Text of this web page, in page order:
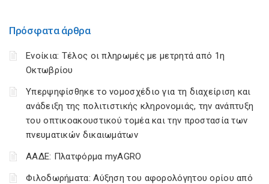
Πρόσφατα άρθρα
Ενοίκια: Τέλος οι πληρωμές με μετρητά από 1η
Οκτωβρίου
Υπερψηφίσθηκε το νομοσχέδιο για τη διαχείριση και
ανάδειξη της πολιτιστικής κληρονομιάς, την ανάπτυξη
του οπτικοακουστικού τομέα και την προστασία των
πνευματικών δικαιωμάτων
ΑΑΔΕ: Πλατφόρμα myAGRO
Φιλοδωρήματα: Αύξηση του αφορολόγητου ορίου από